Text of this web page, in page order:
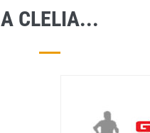
A CLELIA...